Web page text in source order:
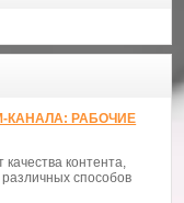
КАНАЛА: РАБОЧИЕ
качества контента,
способов